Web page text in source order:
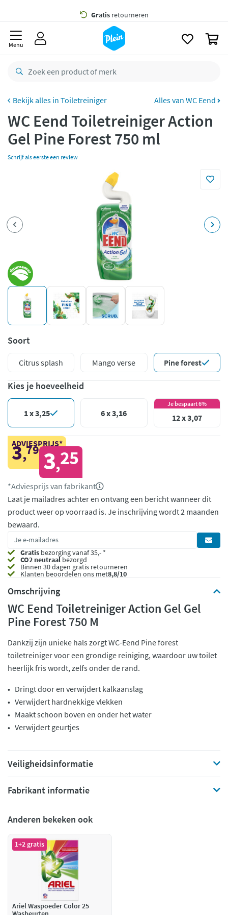
Gratis bezorging vanaf 35,- *
besteld,maandag
retourneren
CO2 neutraal
Betaal met Klarna
Menu
Toiletreiniger Alles van WC Eend
WC Eend Toiletreiniger Action
Gel Pine Forest 750 ml
Schrijf als eerste een review
Soort
Citrus splash Mango verse Pine forest
Kies je hoeveelheid
1 x 3,25 6 x 3,16
Je bespaart 6%
12 x 3,07
ADVIESPRIJS*
3,79 3,25
*Adviesprijs van fabrikant
Laat je mailadres achter en ontvang een bericht wanneer dit
product weer op voorraad is. Je inschrijving wordt 2 maanden
bewaard.
Gratis bezorging vanaf 35,- *
CO2 neutraalbezorgd
Binnen 30 dagen gratis retourneren
Klanten beoordelen ons met8,8/10
Omschrijving
WC Eend Toiletreiniger Action Gel Gel
Pine Forest 750 M
Dankzij zijn unieke hals zorgt WC-Eend Pine forest
toiletreiniger voor een grondige reiniging, waardoor uw toilet
heerlijk fris wordt, zelfs onder de rand.
• Dringt door en verwijdert kalkaanslag
• Verwijdert hardnekkige vlekken
• Maakt schoon boven en onder het water
• Verwijdert geurtjes
Veiligheidsinformatie
Fabrikant informatie
Anderen bekeken ook
1+2 gratis
Ariel Waspoeder Color 25